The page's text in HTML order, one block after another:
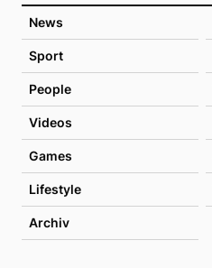
News
Sport
People
Videos
Games
Lifestyle
Archiv